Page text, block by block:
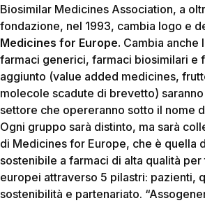
Biosimilar Medicines Association, a
fondazione, nel 1993, cambia logo e
Medicines for Europe. Cambia anche
farmaci generici, farmaci biosimilari e
aggiunto (value added medicines,
molecole scadute di brevetto)
settore che opereranno sotto il nome
Ogni gruppo sarà distinto, ma sarà
di Medicines for Europe, che è quella
sostenibile a farmaci di alta qualità
europei attraverso 5 pilastri: pazienti,
sostenibilità e partenariato.